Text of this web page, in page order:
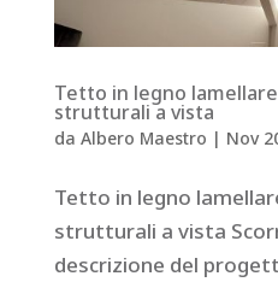
Tetto in legno
strutturali a vista
da Albero Maestro | Nov
Tetto in legno
strutturali a vista
descrizione del